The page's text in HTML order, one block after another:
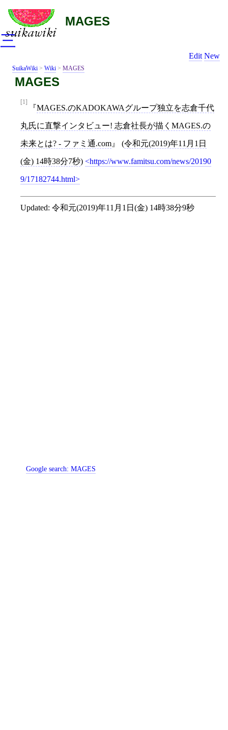
MAGES
Edit New
SuikaWiki > Wiki > MAGES
MAGES
[1]
MAGES.のKADOKAWAグループ独立を志倉千代
丸氏に直撃インタビュー! 志倉社長が描くMAGES.の
未来とは? - ファミ通.com (令和元(2019)年11月1日
(金) 14時38分7秒) https://www.famitsu.com/news/20190
9/17182744.html
Updated: 令和元(2019)年11月1日(金) 14時38分9秒
Google search:MAGES
三